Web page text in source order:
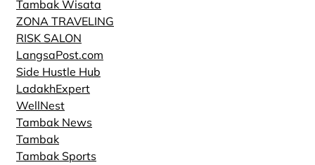
Tambak Wisata
ZONA TRAVELING
RISK SALON
LangsaPost.com
Side Hustle Hub
LadakhExpert
WellNest
Tambak News
Tambak
Tambak Sports